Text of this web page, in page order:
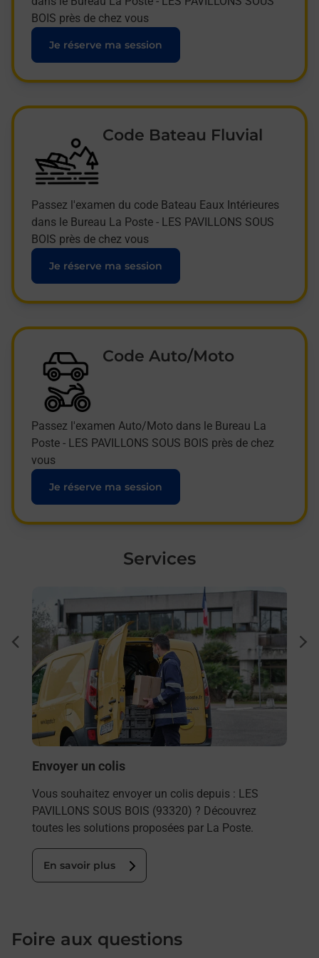
BOIS près de chez vous
Je réserve ma session
Code Bateau Fluvial
Passez l'examen du code Bateau Eaux Intérieures
dans le Bureau La Poste - LES PAVILLONS SOUS
BOIS près de chez vous
Je réserve ma session
Code Auto/Moto
Passez l'examen Auto/Moto dans le Bureau La
Poste - LES PAVILLONS SOUS BOIS près de chez
vous
Je réserve ma session
Services
En savoir plus
Envoyer un colis
Vous souhaitez envoyer un colis depuis : LES
PAVILLONS SOUS BOIS (93320) ? Découvrez
toutes les solutions proposées par La Poste.
En savoir plus
Foire aux questions